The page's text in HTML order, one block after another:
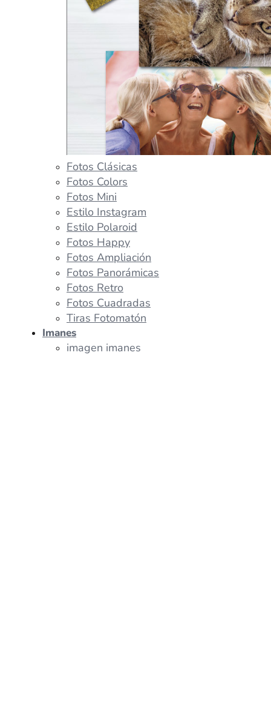
Fotos Clásicas
Fotos Colors
Fotos Mini
Estilo Instagram
Estilo Polaroid
Fotos Happy
Fotos Ampliación
Fotos Panorámicas
Fotos Retro
Fotos Cuadradas
Tiras Fotomatón
Imanes
imagen imanes